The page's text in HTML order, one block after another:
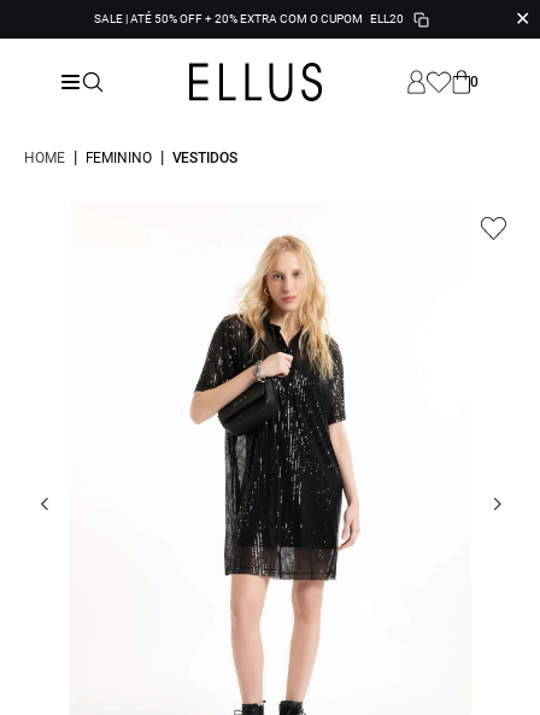
SALE | ATÉ 50% OFF + 20% EXTRA COM O CUPOM ELL20 ✕
0
HOME | FEMININO | VESTIDOS